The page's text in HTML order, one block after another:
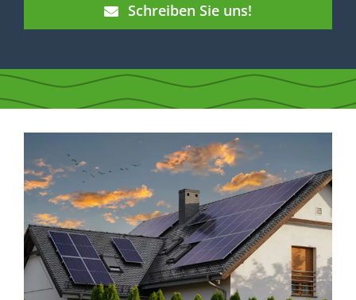
Schreiben Sie uns!